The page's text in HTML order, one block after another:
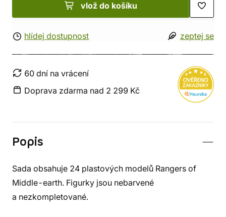
vlož do košíku
hlídej dostupnost zeptej se
60 dní na vrácení
Doprava zdarma nad 2 299 Kč
Popis
Sada obsahuje 24 plastových modelů Rangers of
Middle-earth. Figurky jsou nebarvené
a nezkompletované.